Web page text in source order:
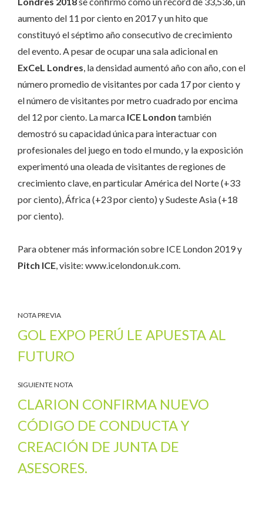
aumento del 11 por ciento en 2017 y un hito que
constituyó el séptimo año consecutivo de crecimiento
del evento. A pesar de ocupar una sala adicional en
ExCeL Londres, la densidad aumentó año con año, con el
número promedio de visitantes por cada 17 por ciento y
el número de visitantes por metro cuadrado por encima
del 12 por ciento. La marca ICE London también
demostró su capacidad única para interactuar con
profesionales del juego en todo el mundo, y la exposición
experimentó una oleada de visitantes de regiones de
crecimiento clave, en particular América del Norte (+33
por ciento), África (+23 por ciento) y Sudeste Asia (+18
por ciento).
Para obtener más información sobre ICE London 2019 y
Pitch ICE, visite: www.icelondon.uk.com.
NOTA PREVIA
GOL EXPO PERÚ LE APUESTA AL
FUTURO
SIGUIENTE NOTA
CLARION CONFIRMA NUEVO
CÓDIGO DE CONDUCTA Y
CREACIÓN DE JUNTA DE
ASESORES.